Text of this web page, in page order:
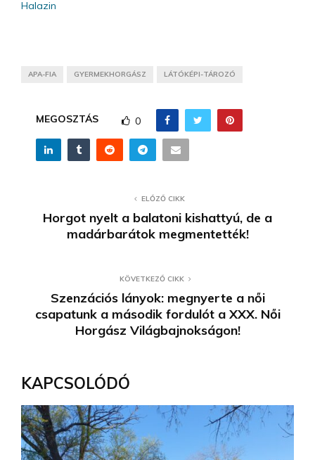
Halazin
APA-FIA GYERMEKHORGÁSZ LÁTÓKÉPI-TÁROZÓ
MEGOSZTÁS 0
ELŐZŐ CIKK
Horgot nyelt a balatoni kishattyú, de a
madárbarátok megmentették!
KÖVETKEZŐ CIKK
Szenzációs lányok: megnyerte a női
csapatunk a második fordulót a XXX. Női
Horgász Világbajnokságon!
KAPCSOLÓDÓ